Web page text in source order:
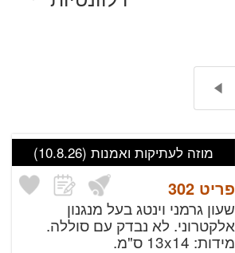
מוזה לעתיקות ואמנות (10.8.26)
פריט 302
שעון גרמני וינטג בעל מנגנון
אלקטרוני. לא נבדק עם סוללה.
מידות: 13x14 ס"מ.